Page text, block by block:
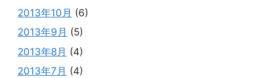
2013年10月 (6)
2013年9月 (5)
2013年8月 (4)
2013年7月 (4)